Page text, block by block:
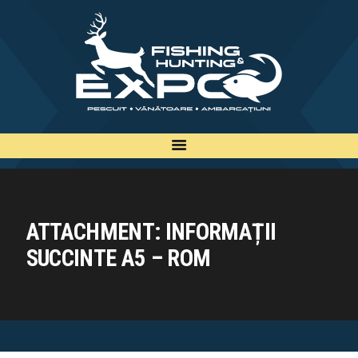
ATTACHMENT: INFORMAȚII
SUCCINTE A5 – ROM
INFO
EXPOZANTI
EDITII
CONTACT